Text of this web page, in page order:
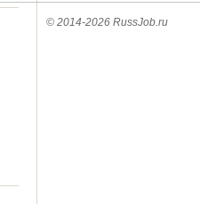
© 2014-2026 RussJob.ru